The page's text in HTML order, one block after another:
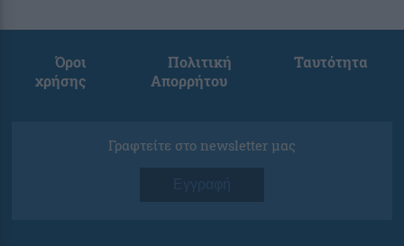
Όροι
χρήσης
Πολιτική
Απορρήτου
Ταυτότητα
Γραφτείτε στο newsletter μας
Εγγραφή